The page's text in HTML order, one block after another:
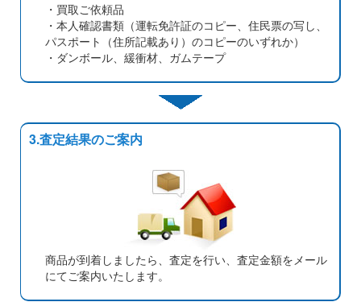
・買取ご依頼品
・本人確認書類（運転免許証のコピー、住民票の写し、
パスポート（住所記載あり）のコピーのいずれか）
・ダンボール、緩衝材、ガムテープ
3.査定結果のご案内
商品が到着しましたら、査定を行い、査定金額をメール
にてご案内いたします。